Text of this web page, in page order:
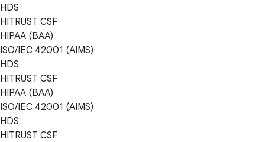
HDS
HITRUST CSF
HIPAA (BAA)
ISO/IEC 42001 (AIMS)
HDS
HITRUST CSF
HIPAA (BAA)
ISO/IEC 42001 (AIMS)
HDS
HITRUST CSF